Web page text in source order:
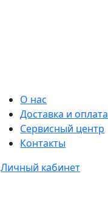
О нас
Доставка и оплата
Сервисный центр
Контакты
Личный кабинет